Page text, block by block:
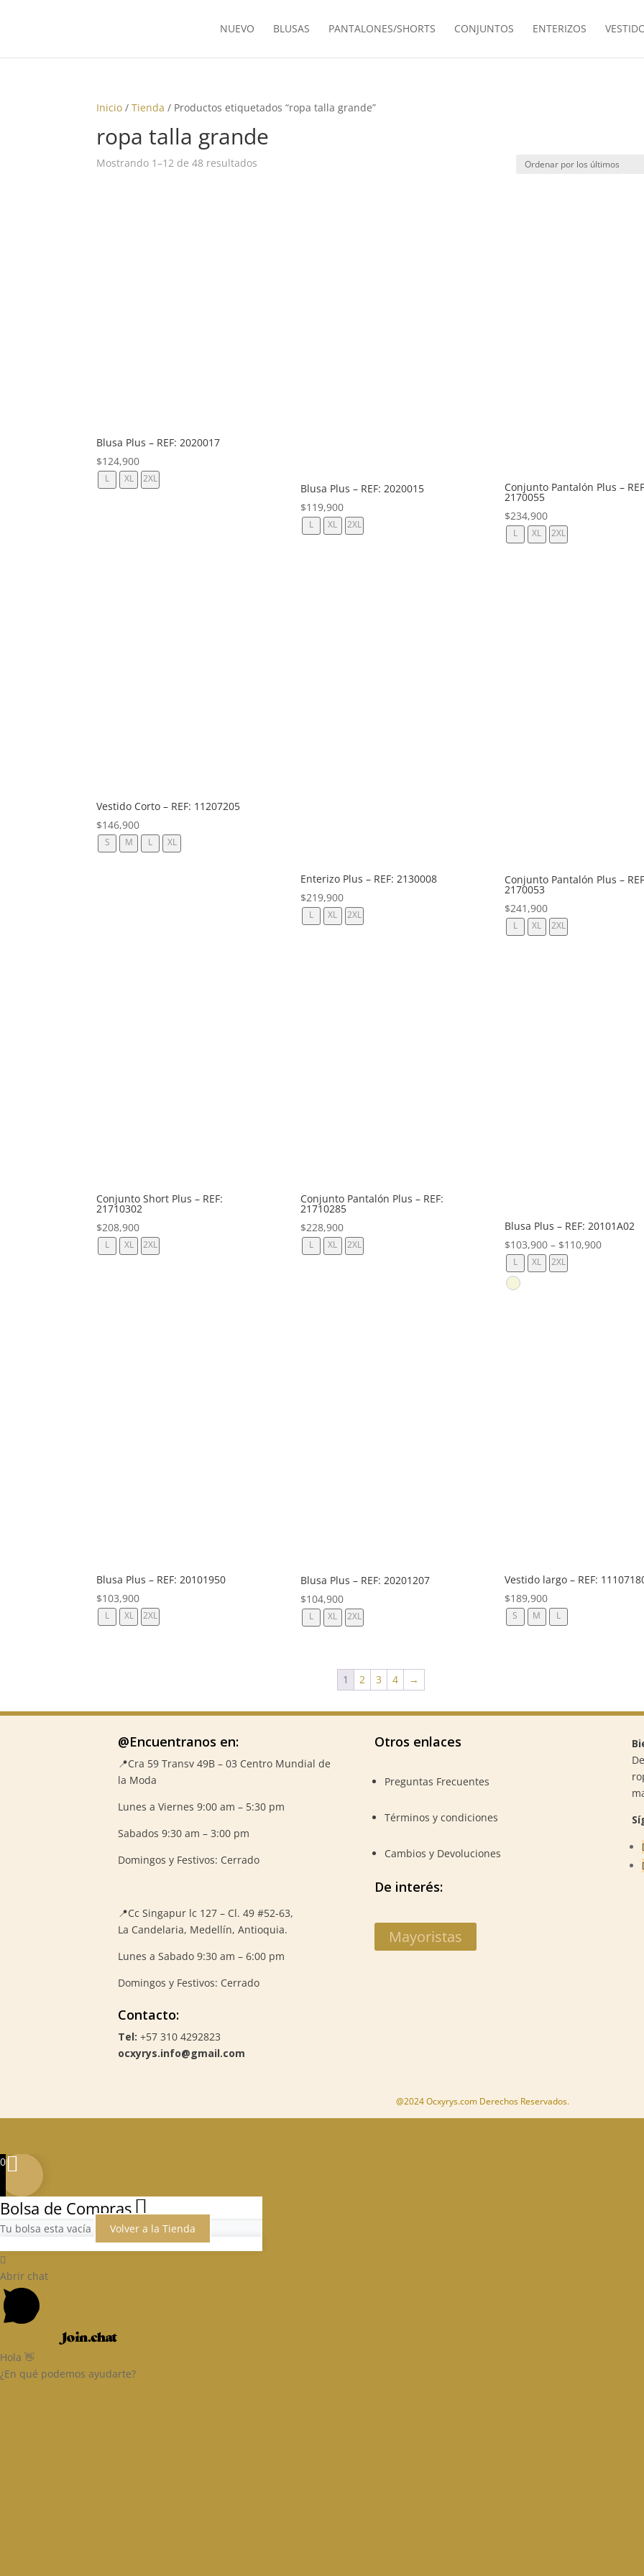
NUEVO BLUSAS PANTALONES/SHORTS CONJUNTOS ENTERIZOS
Inicio /Tienda / Productos etiquetados “ropa talla grande”
ropa talla grande
Mostrando 1–12 de 48 resultados
Blusa Plus – REF: 2020017
$124,900
L XL 2XL
Blusa Plus – REF: 2020015
$119,900
L XL 2XL
Conjunto Pantalón Plus –
2170055
$234,900
L XL 2XL
Vestido Corto – REF: 11207205
$146,900
S M L XL
Enterizo Plus – REF: 2130008
$219,900
L XL 2XL
Conjunto Pantalón Plus –
2170053
$241,900
L XL 2XL
Conjunto Short Plus – REF:
21710302
$208,900
L XL 2XL
Conjunto Pantalón Plus – REF:
21710285
$228,900
L XL 2XL
Blusa Plus – REF: 20101A02
$103,900– $110,900
L XL 2XL
Blusa Plus – REF: 20101950
$103,900
L XL 2XL
Blusa Plus – REF: 20201207
$104,900
L XL 2XL
Vestido largo – REF:
$189,900
S M L
1 2 3 4 →
@Encuentranos en:
📍Cra 59 Transv 49B – 03 Centro Mundial de
la Moda
Lunes a Viernes 9:00 am – 5:30 pm
Sabados 9:30 am – 3:00 pm
Domingos y Festivos: Cerrado
📍Cc Singapur lc 127 – Cl. 49 #52-63,
La Candelaria, Medellín, Antioquia.
Lunes a Sabado 9:30 am – 6:00 pm
Domingos y Festivos: Cerrado
Contacto:
Tel: +57 310 4292823
ocxyrys.info@gmail.com
Otros enlaces
Preguntas Frecuentes
Términos y condiciones
Cambios y Devoluciones
De interés:
Mayoristas
@2024 Ocxyrys.com Derechos Reservados.
0
Bolsa de Compras
Tu bolsa esta vacía Volver a la Tienda
Abrir chat
Hola 👋
¿En qué podemos ayudarte?